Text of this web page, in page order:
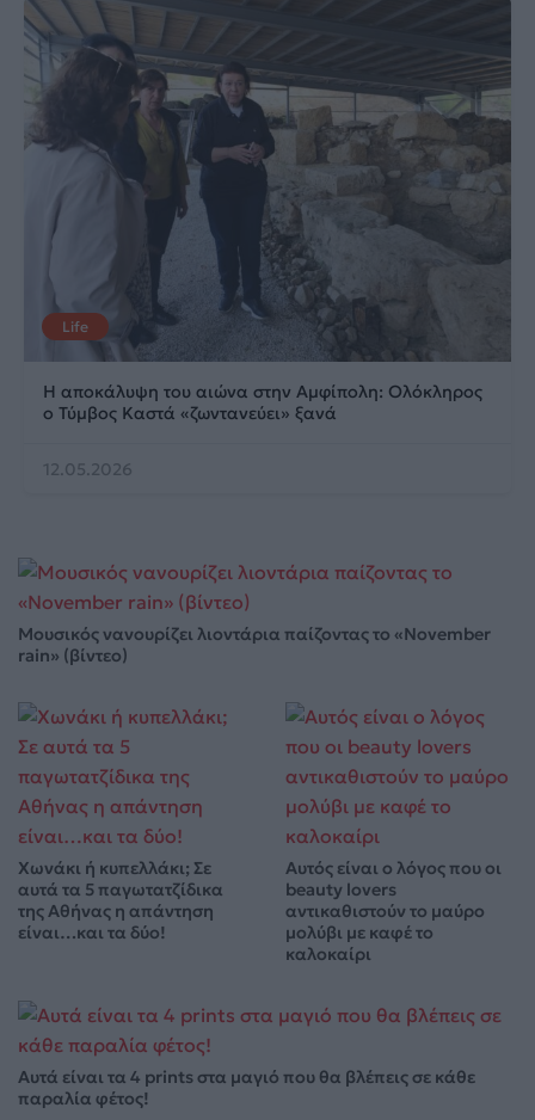
Life
Η αποκάλυψη του αιώνα στην Αμφίπολη: Ολόκληρος
ο Τύμβος Καστά «ζωντανεύει» ξανά
12.05.2026
Μουσικός νανουρίζει λιοντάρια παίζοντας το «November
rain» (βίντεο)
Χωνάκι ή κυπελλάκι; Σε
αυτά τα 5 παγωτατζίδικα
της Αθήνας η απάντηση
είναι…και τα δύο!
Αυτός είναι ο λόγος που οι
beauty lovers
αντικαθιστούν το μαύρο
μολύβι με καφέ το
καλοκαίρι
Αυτά είναι τα 4 prints στα μαγιό που θα βλέπεις σε κάθε
παραλία φέτος!